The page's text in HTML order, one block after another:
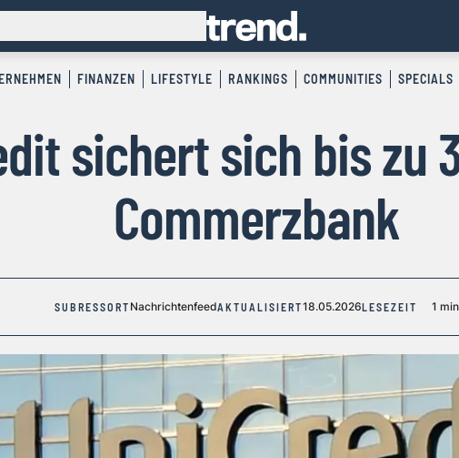
FINANZEN LIFESTYLE RANKINGS COMMUNITIES SPECIALS
sichert sich bis zu
Commerzbank
SUBRESSORT NachrichtenfeedAKTUALISIERT18.05.2026LESEZEIT 1 min